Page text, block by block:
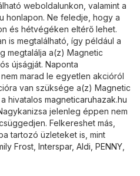
weboldalunkon, valamint a
honlapon. Ne feledje, hogy a
és hétvégéken eltérő lehet.
is megtalálható, így például a
megtalálja a(z) Magnetic
újságját. Naponta
marad le egyetlen akcióról
van szüksége a(z) Magnetic
hivatalos magneticaruhazak.hu
jelenleg éppen nem
Felkereshet más,
tartozó üzleteket is, mint
Frost Interspar, Aldi PENNY